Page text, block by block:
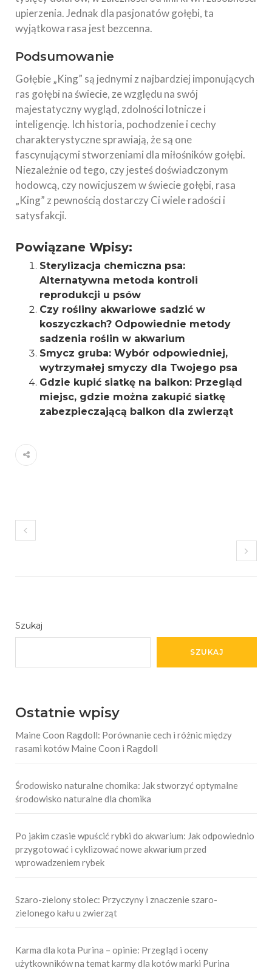
upierzenia. Jednak dla pasjonatów gołębi, ta
wyjątkowa rasa jest bezcenna.
Podsumowanie
Gołębie „King” są jednymi z najbardziej imponujących
ras gołębi na świecie, ze względu na swój
majestatyczny wygląd, zdolności lotnicze i
inteligencję. Ich historia, pochodzenie i cechy
charakterystyczne sprawiają, że są one
fascynującymi stworzeniami dla miłośników gołębi.
Niezależnie od tego, czy jesteś doświadczonym
hodowcą, czy nowicjuszem w świecie gołębi, rasa
„King” z pewnością dostarczy Ci wiele radości i
satysfakcji.
Powiązane Wpisy:
Sterylizacja chemiczna psa:
Alternatywna metoda kontroli
reprodukcji u psów
Czy rośliny akwariowe sadzić w
koszyczkach? Odpowiednie metody
sadzenia roślin w akwarium
Smycz gruba: Wybór odpowiedniej,
wytrzymałej smyczy dla Twojego psa
Gdzie kupić siatkę na balkon: Przegląd
miejsc, gdzie można zakupić siatkę
zabezpieczającą balkon dla zwierząt
Szukaj
SZUKAJ
Ostatnie wpisy
Maine Coon Ragdoll: Porównanie cech i różnic między
rasami kotów Maine Coon i Ragdoll
Środowisko naturalne chomika: Jak stworzyć optymalne
środowisko naturalne dla chomika
Po jakim czasie wpuścić rybki do akwarium: Jak odpowiednio
przygotować i cyklizować nowe akwarium przed
wprowadzeniem rybek
Szaro-zielony stolec: Przyczyny i znaczenie szaro-
zielonego kału u zwierząt
Karma dla kota Purina – opinie: Przegląd i oceny
użytkowników na temat karmy dla kotów marki Purina